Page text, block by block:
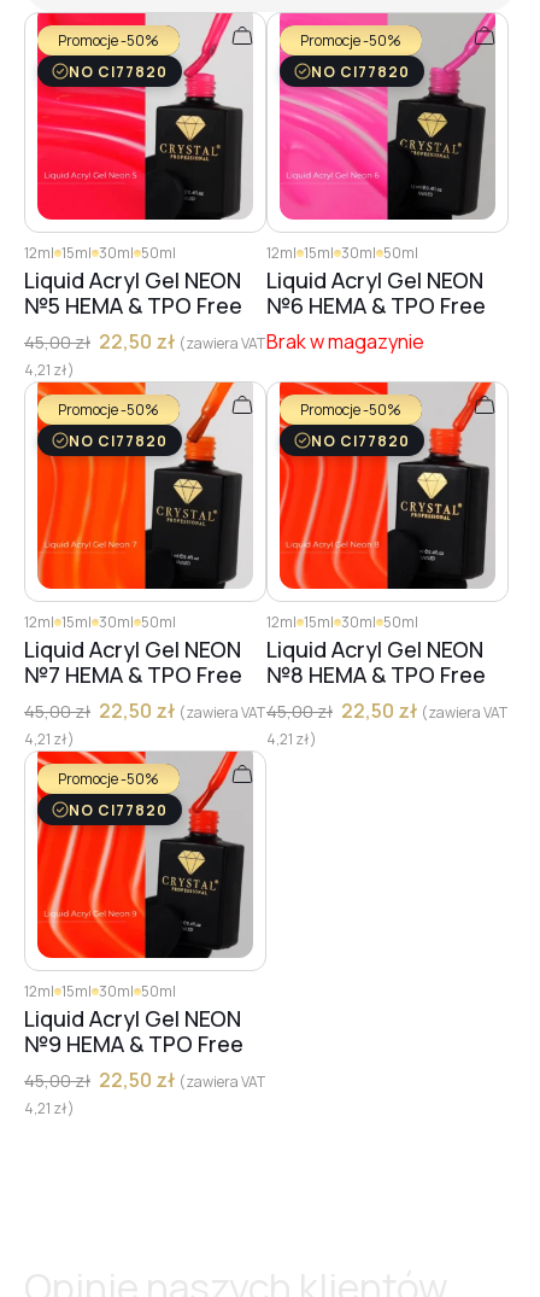
Promocje -50%
NO CI77820
12ml 15ml 30ml 50ml
Liquid Acryl Gel NEON
№5 HEMA & TPO Free
45,00zł 22,50 zł (zawiera VAT
4,21 zł)
Promocje -50%
NO CI77820
12ml 15ml 30ml 50ml
Liquid Acryl Gel NEON
№6 HEMA & TPO Free
Brak w magazynie
Promocje -50%
NO CI77820
12ml 15ml 30ml 50ml
Liquid Acryl Gel NEON
№7 HEMA & TPO Free
45,00zł 22,50 zł (zawiera VAT
4,21 zł)
Promocje -50%
NO CI77820
12ml 15ml 30ml 50ml
Liquid Acryl Gel NEON
№8 HEMA & TPO Free
45,00zł 22,50 zł (zawiera VAT
4,21 zł)
Promocje -50%
NO CI77820
12ml 15ml 30ml 50ml
Liquid Acryl Gel NEON
№9 HEMA & TPO Free
45,00zł 22,50 zł (zawiera VAT
4,21 zł)